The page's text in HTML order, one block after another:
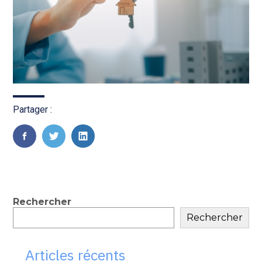
Partager :
FaceBook
TwitterLinkedIn
Blog
sidebar
Rechercher
Rechercher
Articles récents